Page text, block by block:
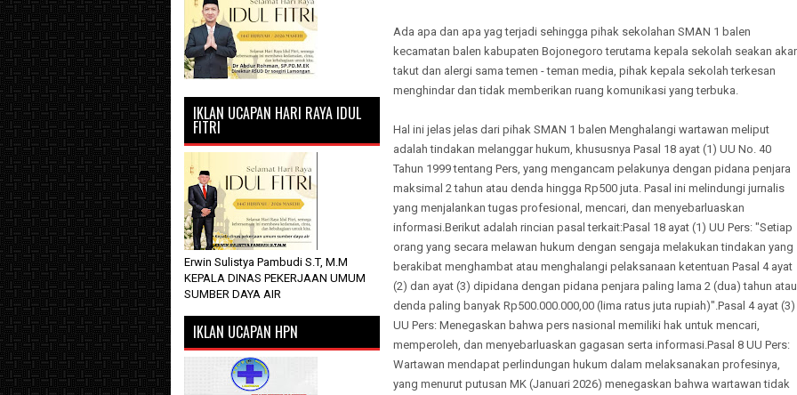
Ada apa dan apa yag terjadi sehingga pihak sekolahan SMAN 1 balen
kecamatan balen kabupaten Bojonegoro terutama kepala sekolah seakan
takut dan alergi sama temen - teman media, pihak kepala sekolah terkesan
menghindar dan tidak memberikan ruang komunikasi yang terbuka.
Hal ini jelas jelas dari pihak SMAN 1 balen Menghalangi wartawan meliput
adalah tindakan melanggar hukum, khususnya Pasal 18 ayat (1) UU No. 40
Tahun 1999 tentang Pers, yang mengancam pelakunya dengan pidana penjara
maksimal 2 tahun atau denda hingga Rp500 juta. Pasal ini melindungi jurnalis
yang menjalankan tugas profesional, mencari, dan menyebarluaskan
informasi.Berikut adalah rincian pasal terkait:Pasal 18 ayat (1) UU Pers: "Setiap
orang yang secara melawan hukum dengan sengaja melakukan tindakan yang
berakibat menghambat atau menghalangi pelaksanaan ketentuan Pasal 4 ayat
(2) dan ayat (3) dipidana dengan pidana penjara paling lama 2 (dua) tahun atau
denda paling banyak Rp500.000.000,00 (lima ratus juta rupiah)".Pasal 4 ayat (3)
UU Pers: Menegaskan bahwa pers nasional memiliki hak untuk mencari,
memperoleh, dan menyebarluaskan gagasan serta informasi.Pasal 8 UU Pers:
Wartawan mendapat perlindungan hukum dalam melaksanakan profesinya,
yang menurut putusan MK (Januari 2026) menegaskan bahwa wartawan tidak
IKLAN UCAPAN HARI RAYA IDUL
FITRI
Erwin Sulistya Pambudi S.T, M.M
KEPALA DINAS PEKERJAAN UMUM
SUMBER DAYA AIR
IKLAN UCAPAN HPN